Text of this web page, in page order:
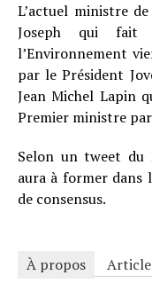
L’actuel ministre
Joseph qui fait
l’Environnement
par le Président
Jean Michel Lapin
Premier ministre
Selon un tweet du
aura à former dans
de consensus.
À propos